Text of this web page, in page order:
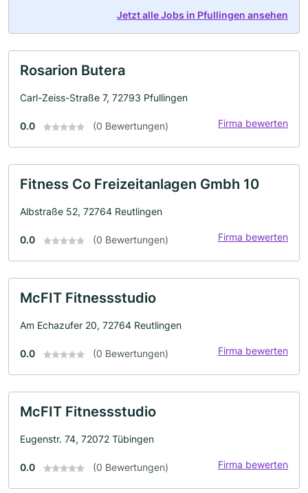
Jetzt alle Jobs in Pfullingen ansehen
Rosarion Butera
Carl-Zeiss-Straße 7, 72793 Pfullingen
0.0 (0 Bewertungen) Firma bewerten
Fitness Co Freizeitanlagen Gmbh 10
Albstraße 52, 72764 Reutlingen
0.0 (0 Bewertungen) Firma bewerten
McFIT Fitnessstudio
Am Echazufer 20, 72764 Reutlingen
0.0 (0 Bewertungen) Firma bewerten
McFIT Fitnessstudio
Eugenstr. 74, 72072 Tübingen
0.0 (0 Bewertungen) Firma bewerten